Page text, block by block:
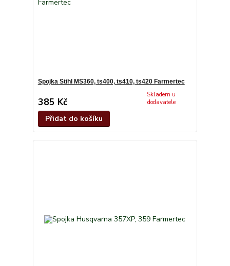
Spojka Stihl MS360, ts400, ts410, ts420 Farmertec
385 Kč
Skladem u
dodavatele
Přidat do košíku